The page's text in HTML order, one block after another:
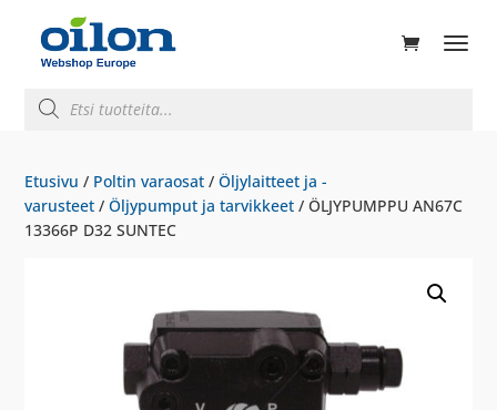
search
Etusivu / Poltin varaosat /Öljylaitteet ja -
varusteet /Öljypumput ja tarvikkeet / ÖLJYPUMPPU AN67C
13366P D32 SUNTEC